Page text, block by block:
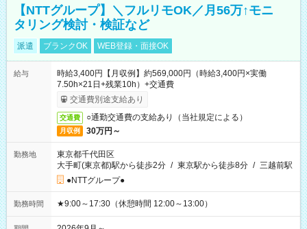
【NTTグループ】＼フルリモOK／月56万↑モニ
タリング検討・検証など
派遣 ブランクOK WEB登録・面接OK
給与
時給3,400円【月収例】約569,000円（時給3,400円×実働
7.50h×21日+残業10h）+交通費
交通費別途支給あり
交通費 ○通勤交通費の支給あり（当社規定による）
月収例 30万円～
勤務地
東京都千代田区
大手町(東京都)駅から徒歩2分 / 東京駅から徒歩8分 / 三越前駅
●NTTグループ●
勤務時間 ★9:00～17:30（休憩時間 12:00～13:00）